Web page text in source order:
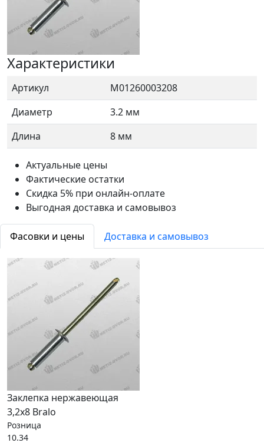
Характеристики
Артикул
М01260003208
Диаметр
3.2 мм
Длина
8 мм
Актуальные цены
Фактические остатки
Скидка 5% при онлайн-оплате
Выгодная доставка и самовывоз
Фасовки и цены Доставка и самовывоз
Заклепка нержавеющая
3,2х8 Bralo
Розница
10.34